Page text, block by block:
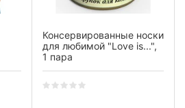
Консервированные носки
для любимой "Love is...",
1 пара